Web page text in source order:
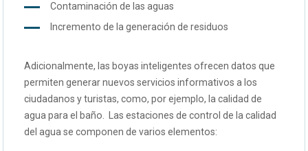
Contaminación de las aguas
Incremento de la generación de residuos
Adicionalmente, las boyas inteligentes ofrecen datos que
permiten generar nuevos servicios informativos a los
ciudadanos y turistas, como, por ejemplo, la calidad de
agua para el baño. Las estaciones de control de la calidad
del agua se componen de varios elementos: